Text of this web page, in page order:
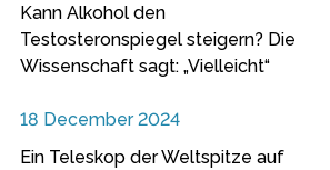
Kann Alkohol den
Testosteronspiegel steigern? Die
Wissenschaft sagt: „Vielleicht“
18 December 2024
Ein Teleskop der Weltspitze auf